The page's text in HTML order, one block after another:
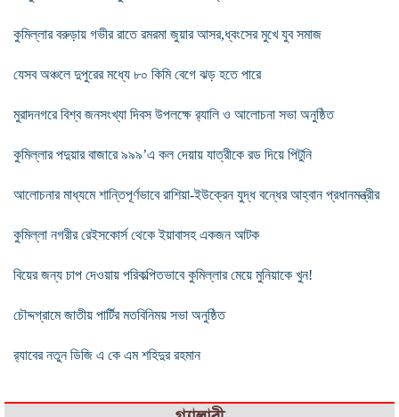
কুমিল্লার বরুড়ায় গভীর রাতে রমরমা জুয়ার আসর,ধ্বংসের মুখে যুব সমাজ
যেসব অঞ্চলে দুপুরের মধ্যে ৮০ কিমি বেগে ঝড় হতে পারে
মুরাদনগরে বিশ্ব জনসংখ্যা দিবস উপলক্ষে র‌্যালি ও আলোচনা সভা অনুষ্ঠিত
কুমিল্লার পদুয়ার বাজারে ৯৯৯’এ কল দেয়ায় যাত্রীকে রড দিয়ে পিটুনি
আলোচনার মাধ্যমে শান্তিপূর্ণভাবে রাশিয়া-ইউক্রেন যুদ্ধ বন্ধের আহ্বান প্রধানমন্ত্রীর
কুমিল্লা নগরীর রেইসকোর্স থেকে ইয়াবাসহ একজন আটক
বিয়ের জন্য চাপ দেওয়ায় পরিকল্পিতভাবে কুমিল্লার মেয়ে মুনিয়াকে খুন!
চৌদ্দগ্রামে জাতীয় পার্টির মতবিনিময় সভা অনুষ্ঠিত
র‌্যাবের নতুন ডিজি এ কে এম শহিদুর রহমান